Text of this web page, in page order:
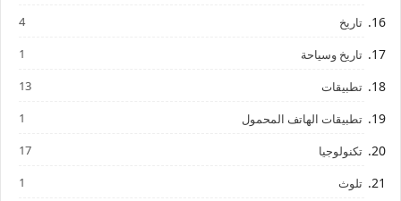
تاريخ 4
تاريخ وسياحة 1
تطبيقات 13
تطبيقات الهاتف المحمول 1
تكنولوجيا 17
تلوث 1